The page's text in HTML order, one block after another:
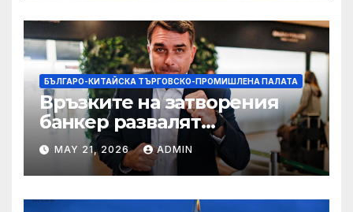
БЪЛГАРО-КИТАЙСКА ТЪРГОВСКО-ПРОМИШЛЕНА ПАЛАТА
Връзките на затворения
банкер развалят
надеждите на Флавио
Болсонаро за президент на
Бразилия
MAY 21, 2026 ADMIN